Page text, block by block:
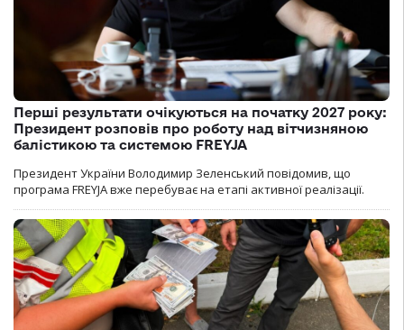
Перші результати очікуються на початку 2027 року:
Президент розповів про роботу над вітчизняною
балістикою та системою FREYJA
Президент України Володимир Зеленський повідомив, що
програма FREYJA вже перебуває на етапі активної реалізації.